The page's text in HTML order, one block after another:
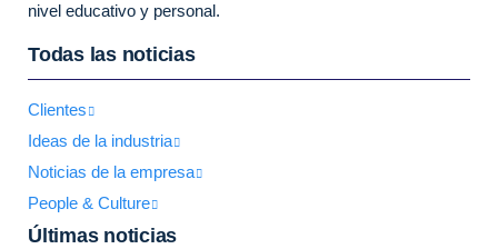
nivel educativo y personal.
Todas las noticias
Clientes
Ideas de la industria
Noticias de la empresa
People & Culture
Últimas noticias